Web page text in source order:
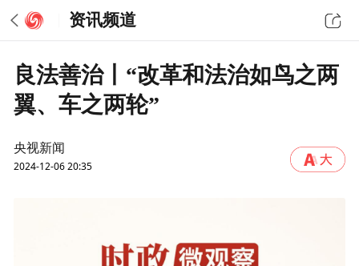
资讯频道
良法善治丨“改革和法治如鸟之两
翼、车之两轮”
央视新闻
2024-12-06 20:35